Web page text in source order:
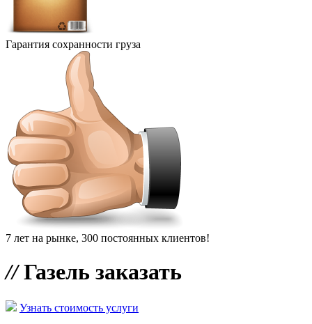
Гарантия сохранности груза
7 лет на рынке, 300 постоянных клиентов!
//Газель заказать
Узнать стоимость услуги